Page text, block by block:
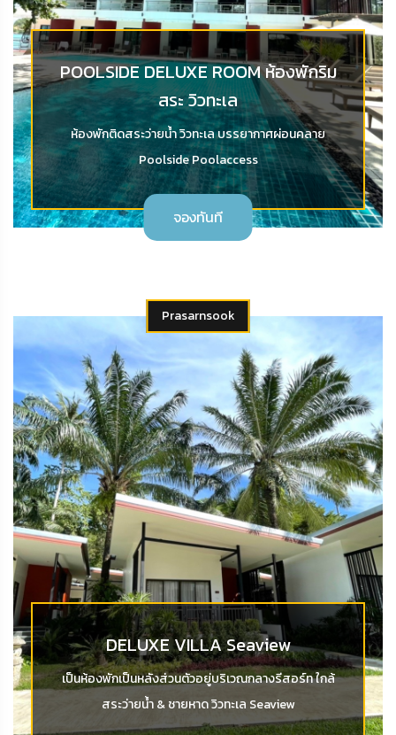
POOLSIDE DELUXE ROOM ห้องพักริม
สระ วิวทะเล
ห้องพักติดสระว่ายน้ำ วิวทะเล บรรยากาศผ่อนคลาย
Poolside Poolaccess
จองทันที
Prasarnsook
DELUXE VILLA Seaview
เป็นห้องพักเป็นหลังส่วนตัวอยู่บริเวณกลางรีสอร์ท ใกล้
สระว่ายน้ำ & ชายหาด วิวทะเล Seaview